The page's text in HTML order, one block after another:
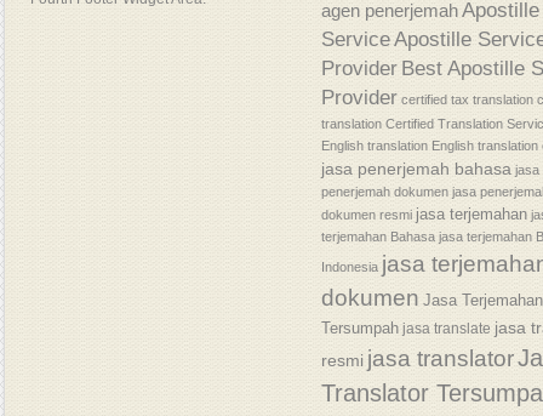
agen penerjemah Apostille
ServiceApostille
Provider Best Apostille
Provider certified tax translation
translation Certified Translation
English translation English
jasa penerjemah bahasa jasa
penerjemah dokumen jasa
dokumen resmi jasa terjemahan
terjemahan Bahasa jasa terjemahan
Indonesia jasa
dokumen Jasa Terjemahan
Tersumpah jasa translate jasa
resmi jasa translator
Translator